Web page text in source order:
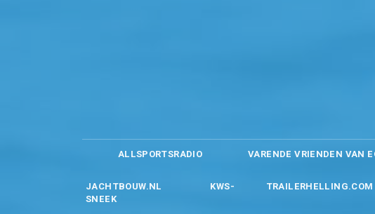
ALLSPORTSRADIO VARENDE VRIENDEN VAN
JACHTBOUW.NL
KWS-
SNEEK
TRAILERHELLING.COM